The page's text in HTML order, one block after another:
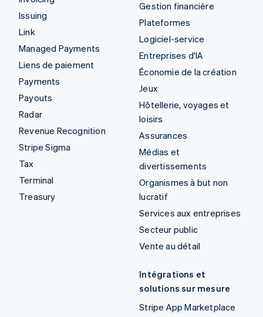
Issuing
Link
Managed Payments
Liens de paiement
Payments
Payouts
Radar
Revenue Recognition
Stripe Sigma
Tax
Terminal
Treasury
Gestion financière
Plateformes
Logiciel-service
Entreprises d'IA
Économie de la création
Jeux
Hôtellerie, voyages et
loisirs
Assurances
Médias et
divertissements
Organismes à but non
lucratif
Services aux entreprises
Secteur public
Vente au détail
Intégrations et
solutions sur mesure
Stripe App Marketplace